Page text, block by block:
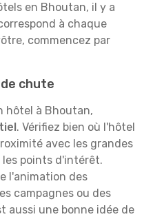
en Bhoutan, il y a
à chaque
commencez par
chute
hôtel à Bhoutan,
. Vérifiez bien où l'hôtel
avec les grandes
les points d'intérêt.
l'animation des
campagnes ou des
aussi une bonne idée de